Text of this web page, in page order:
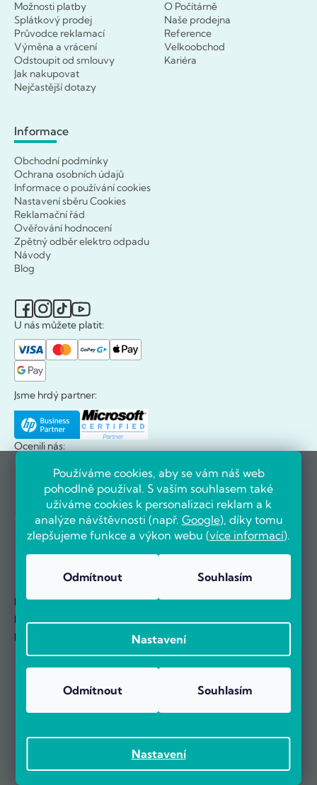
Používáme cookies, aby se vám náš web
pohodlně používal. S vaším souhlasem také
užíváme cookies k personalizaci reklam a k
analýze návštěvnosti (např. Google), díky tomu
zlepšujeme funkce a výkon webu (více informací).
Nastavení
Odmítnout Souhlasím
Nastavení
Odmítnout Souhlasím
Možnosti platby
Splátkový prodej
Průvodce reklamací
Výměna a vrácení
Odstoupit od smlouvy
Jak nakupovat
Nejčastější dotazy
O Počítárně
Naše prodejna
Reference
Velkoobchod
Kariéra
Informace
Obchodní podmínky
Ochrana osobních údajů
Informace o používání cookies
Nastavení sběru Cookies
Reklamační řád
Ověřování hodnocení
Zpětný odběr elektro odpadu
Návody
Blog
U nás můžete platit:
Jsme hrdý partner:
Ocenili nás:
Přehled o stavu objednávek
Doklady hezky na jednom místě
Novinky se dozvíte jako první